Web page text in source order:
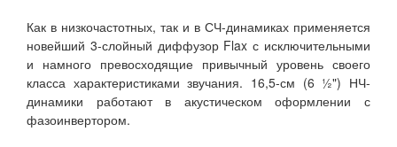
Как в низкочастотных, так и в СЧ-динамиках применяется
новейший 3-слойный диффузор Flax с исключительными
и намного превосходящие привычный уровень своего
класса характеристиками звучания. 16,5-см (6 ½") НЧ-
динамики работают в акустическом оформлении с
фазоинвертором.